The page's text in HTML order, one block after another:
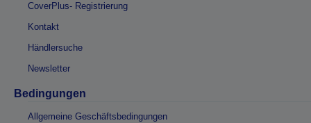
CoverPlus- Registrierung
Kontakt
Händlersuche
Newsletter
Bedingungen
Allgemeine Geschäftsbedingungen